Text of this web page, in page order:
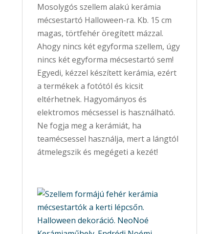
Mosolygós szellem alakú kerámia
mécsestartó Halloween-ra. Kb. 15 cm
magas, törtfehér öregített mázzal.
Ahogy nincs két egyforma szellem, úgy
nincs két egyforma mécsestartó sem!
Egyedi, kézzel készített kerámia, ezért
a termékek a fotótól és kicsit
eltérhetnek. Hagyományos és
elektromos mécsessel is használható.
Ne fogja meg a kerámiát, ha
teamécsessel használja, mert a lángtól
átmelegszik és megégeti a kezét!